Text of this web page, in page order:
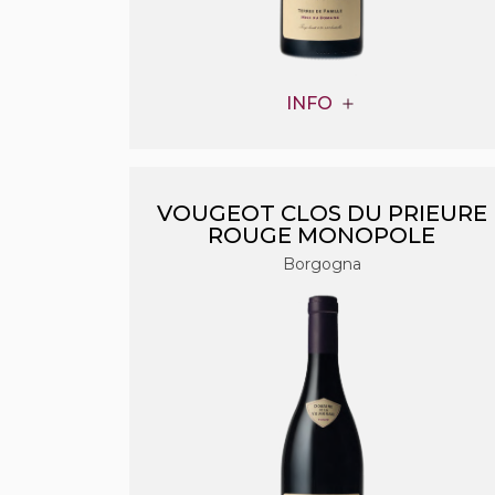
INFO
VOUGEOT CLOS DU PRIEURE
ROUGE MONOPOLE
Borgogna